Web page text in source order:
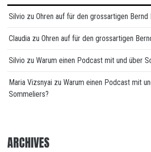
Silvio zu Ohren auf für den grossartigen Bernd
Claudia zu Ohren auf für den grossartigen
Silvio zu Warum einen Podcast mit und über
Maria Vizsnyai zu Warum einen Podcast mit
Sommeliers?
ARCHIVES